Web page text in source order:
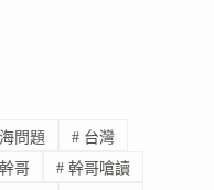
問題 # 台灣
幹哥 # 幹哥嗆讀